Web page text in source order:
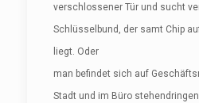
verschlossener Tür und sucht
Schlüsselbund, der samt Chip
liegt. Oder
man befindet sich auf
Stadt und im Büro